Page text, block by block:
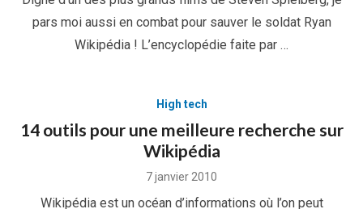
pars moi aussi en combat pour sauver le soldat Ryan
Wikipédia ! L’encyclopédie faite par …
High tech
14 outils pour une meilleure recherche sur
Wikipédia
Posted
7 janvier 2010
Wikipédia est un océan d’informations où l’on peut